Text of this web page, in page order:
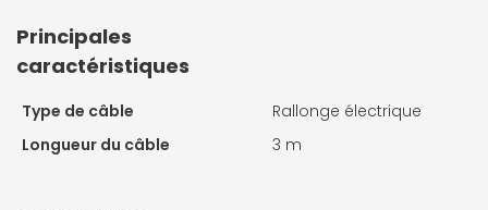
Principales
caractéristiques
Type de câble
Rallonge électrique
Longueur du câble
3 m